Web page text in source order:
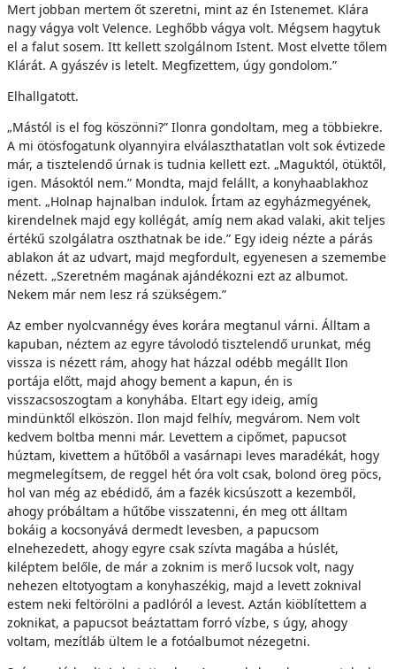
Mert jobban mertem őt szeretni, mint az én Istenemet. Klára
nagy vágya volt Velence. Leghőbb vágya volt. Mégsem hagytuk
el a falut sosem. Itt kellett szolgálnom Istent. Most elvette tőlem
Klárát. A gyászév is letelt. Megfizettem, úgy gondolom.”
Elhallgatott.
„Mástól is el fog köszönni?” Ilonra gondoltam, meg a többiekre.
A mi ötösfogatunk olyannyira elválaszthatatlan volt sok évtizede
már, a tisztelendő úrnak is tudnia kellett ezt. „Maguktól, ötüktől,
igen. Másoktól nem.” Mondta, majd felállt, a konyhaablakhoz
ment. „Holnap hajnalban indulok. Írtam az egyházmegyének,
kirendelnek majd egy kollégát, amíg nem akad valaki, akit teljes
értékű szolgálatra oszthatnak be ide.” Egy ideig nézte a párás
ablakon át az udvart, majd megfordult, egyenesen a szemembe
nézett. „Szeretném magának ajándékozni ezt az albumot.
Nekem már nem lesz rá szükségem.”
Az ember nyolcvannégy éves korára megtanul várni. Álltam a
kapuban, néztem az egyre távolodó tisztelendő urunkat, még
vissza is nézett rám, ahogy hat házzal odébb megállt Ilon
portája előtt, majd ahogy bement a kapun, én is
visszacsoszogtam a konyhába. Eltart egy ideig, amíg
mindünktől elköszön. Ilon majd felhív, megvárom. Nem volt
kedvem boltba menni már. Levettem a cipőmet, papucsot
húztam, kivettem a hűtőből a vasárnapi leves maradékát, hogy
megmelegítsem, de reggel hét óra volt csak, bolond öreg pöcs,
hol van még az ebédidő, ám a fazék kicsúszott a kezemből,
ahogy próbáltam a hűtőbe visszatenni, én meg ott álltam
bokáig a kocsonyává dermedt levesben, a papucsom
elnehezedett, ahogy egyre csak szívta magába a húslét,
kiléptem belőle, de már a zoknim is merő lucsok volt, nagy
nehezen eltotyogtam a konyhaszékig, majd a levett zoknival
estem neki feltörölni a padlóról a levest. Aztán kiöblítettem a
zoknikat, a papucsot beáztattam forró vízbe, s úgy, ahogy
voltam, mezítláb ültem le a fotóalbumot nézegetni.